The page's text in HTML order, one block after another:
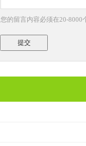
您的留言内容必须在20-8000
提交